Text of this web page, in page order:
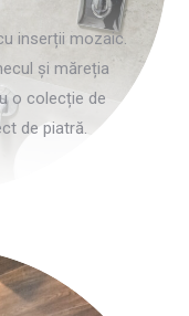
inserții mozaic.
și măreția
o colecție de
de piatră.